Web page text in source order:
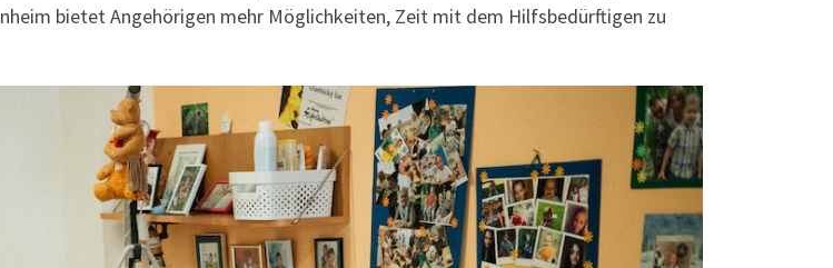
bietet Angehörigen mehr Möglichkeiten, Zeit mit dem Hilfsbedürftigen zu